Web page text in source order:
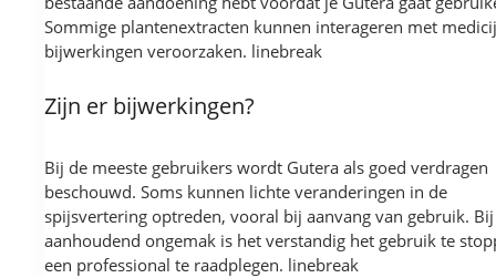
Sommige plantenextracten kunnen interageren met
bijwerkingen veroorzaken. linebreak
Zijn er bijwerkingen?
Bij de meeste gebruikers wordt Gutera als goed verdragen
beschouwd. Soms kunnen lichte veranderingen in de
spijsvertering optreden, vooral bij aanvang van gebruik. Bij
aanhoudend ongemak is het verstandig het gebruik te
een professional te raadplegen. linebreak